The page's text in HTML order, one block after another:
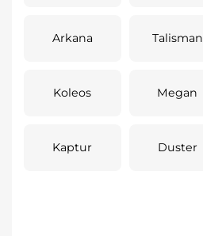
Arkana Talisman
Koleos Megan
Kaptur Duster